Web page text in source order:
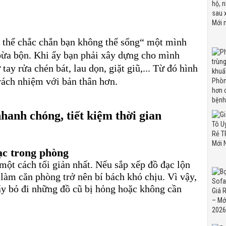
chắc chắn bạn không thể sống“ một mình
bộn. Khi ấy bạn phải xây dựng cho mình
rửa chén bát, lau dọn, giặt giũ,... Từ đó hình
nhiệm với bản thân hơn.
chóng, tiết kiệm thời gian
trong phòng
cách tối giản nhất. Nếu sắp xếp đồ đạc lộn
căn phòng trở nên bí bách khó chịu. Vì vậy,
bỏ đi những đồ cũ bị hỏng hoặc không cần